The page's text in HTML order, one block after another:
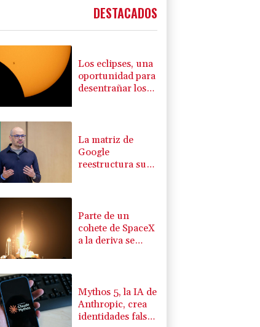
DESTACADOS
Los eclipses, una
oportunidad para
desentrañar los
La matriz de
Google
reestructura su
Parte de un
cohete de SpaceX
a la deriva se
Mythos 5, la IA de
Anthropic, crea
identidades falsas